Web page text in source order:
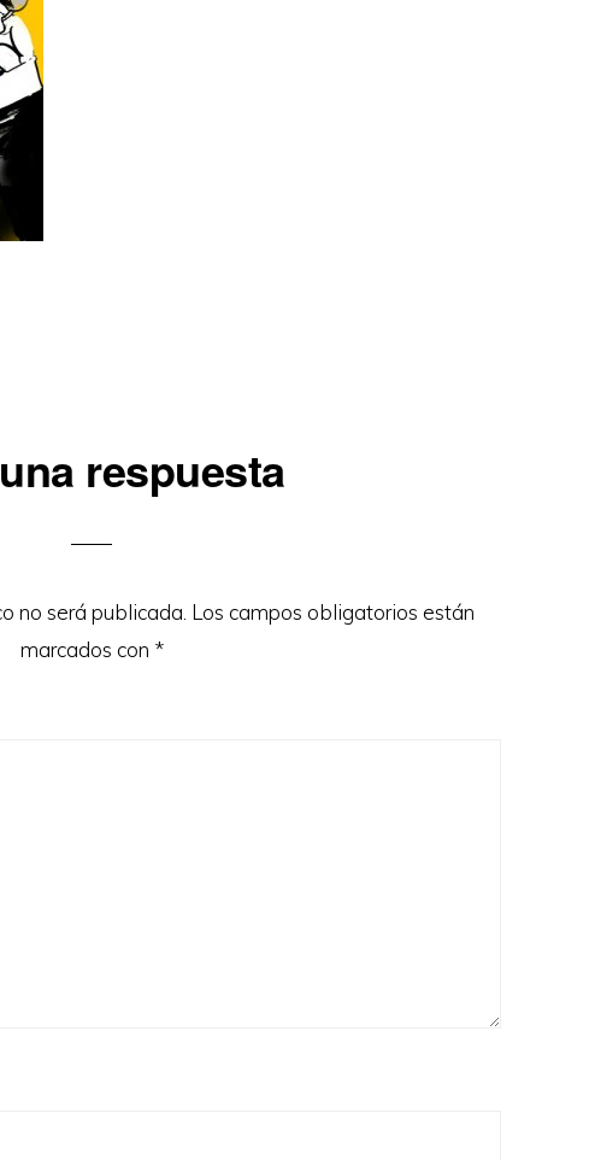
respuesta
no será publicada. Los campos obligatorios están
marcados con *